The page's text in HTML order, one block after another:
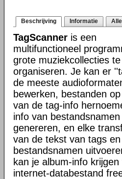
Beschrijving Informatie
TagScanner is een
multifunctioneel
grote muziekcollecties te
organiseren. Je kan er
de meeste
bewerken, bestanden
van de tag-info
info van bestandsnamen
genereren, en elke
van de tekst van tags en
bestandsnamen
kan je album-info
internet-databestand